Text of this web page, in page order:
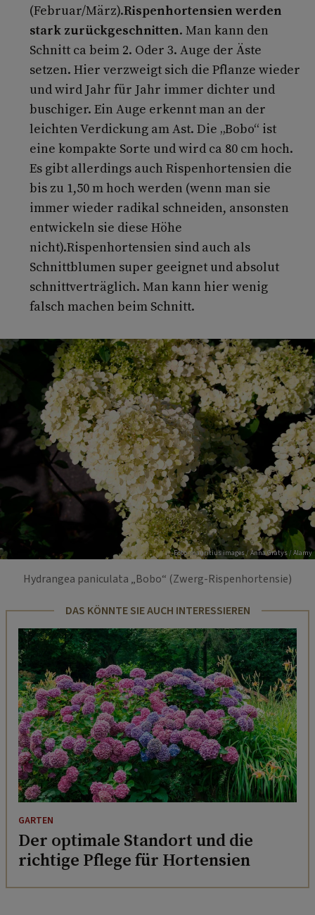
(Februar/März).Rispenhortensien werden
stark zurückgeschnitten. Man kann den
Schnitt ca beim 2. Oder 3. Auge der Äste
setzen. Hier verzweigt sich die Pflanze wieder
und wird Jahr für Jahr immer dichter und
buschiger. Ein Auge erkennt man an der
leichten Verdickung am Ast. Die „Bobo“ ist
eine kompakte Sorte und wird ca 80 cm hoch.
Es gibt allerdings auch Rispenhortensien die
bis zu 1,50 m hoch werden (wenn man sie
immer wieder radikal schneiden, ansonsten
entwickeln sie diese Höhe
nicht).Rispenhortensien sind auch als
Schnittblumen super geeignet und absolut
schnittverträglich. Man kann hier wenig
falsch machen beim Schnitt.
Foto: mauritius images / Anna Gratys / Alamy
Hydrangea paniculata „Bobo“ (Zwerg-Rispenhortensie)
DAS KÖNNTE SIE AUCH INTERESSIEREN
GARTEN
Der optimale Standort und die
richtige Pflege für Hortensien